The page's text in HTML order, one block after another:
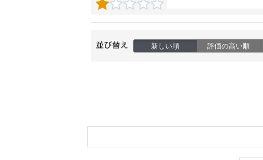
並び替え 新しい順 評価の高い順